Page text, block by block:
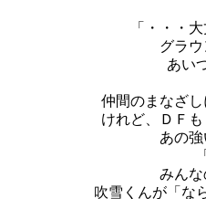
「・・・
グラウン
あい
仲間のまなざ
けれど、ＤＦ
あの
みんな
吹雪くんが「な